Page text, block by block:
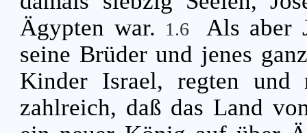
Ägypten war. 1.6
Als aber
seine Brüder und jenes
Kinder Israel, regten und
zahlreich, daß das Land